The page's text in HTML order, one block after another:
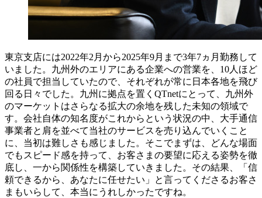
東京支店には2022年2月から2025年9月まで3年7ヵ月勤務して
いました。九州外のエリアにある企業への営業を、10人ほど
の社員で担当していたので、それぞれが常に日本各地を飛び
回る日々でした。九州に拠点を置くQTnetにとって、九州外
のマーケットはさらなる拡大の余地を残した未知の領域で
す。会社自体の知名度がこれからという状況の中、大手通信
事業者と肩を並べて当社のサービスを売り込んでいくこと
に、当初は難しさも感じました。そこでまずは、どんな場面
でもスピード感を持って、お客さまの要望に応える姿勢を徹
底し、一から関係性を構築していきました。その結果、「信
頼できるから、あなたに任せたい」と言ってくださるお客さ
まもいらして、本当にうれしかったですね。